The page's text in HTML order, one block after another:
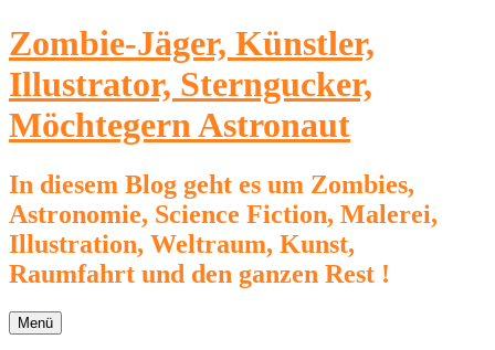
Zum
Inhalt
springen
Zombie-Jäger, Künstler,
Illustrator, Sterngucker,
Möchtegern Astronaut
In diesem Blog geht es um Zombies,
Astronomie, Science Fiction, Malerei,
Illustration, Weltraum, Kunst,
Raumfahrt und den ganzen Rest !
Menü